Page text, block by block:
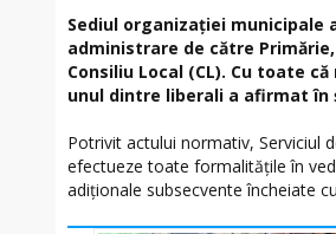
Sediul organizației municipale
administrare de către
Consiliu Local (CL). Cu toate
unul dintre liberali a afirmat în
Potrivit actului normativ, Serviciul
efectueze toate formalitățile în
adiționale subsecvente încheiate